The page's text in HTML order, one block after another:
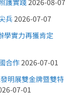
兵 2026-07-07
學實力再獲肯定
合作 2026-07-01
明展雙金牌暨雙特
07-01